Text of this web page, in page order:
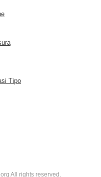
Tipo
All rights reserved.